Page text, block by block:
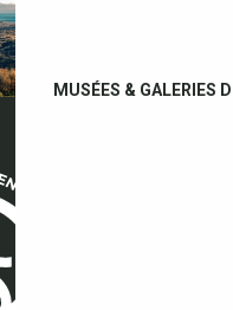
MUSÉES & GALERIES